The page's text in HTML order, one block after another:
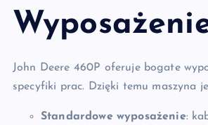
John Deere 460P oferuje bogate
specyfiki prac. Dzięki temu maszyna
Standardowe wyposażenie: